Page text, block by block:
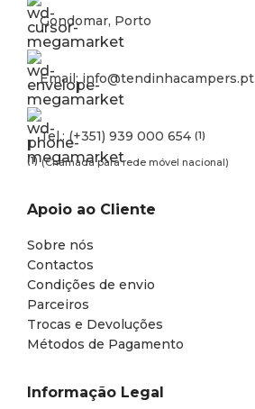
Gondomar, Porto
Email: info@tendinhacampers.pt
Tel.: (+351) 939 000 654 (1)
(1) (Chamada para rede móvel nacional)
Apoio ao Cliente
Sobre nós
Contactos
Condições de envio
Parceiros
Trocas e Devoluções
Métodos de Pagamento
Informação Legal